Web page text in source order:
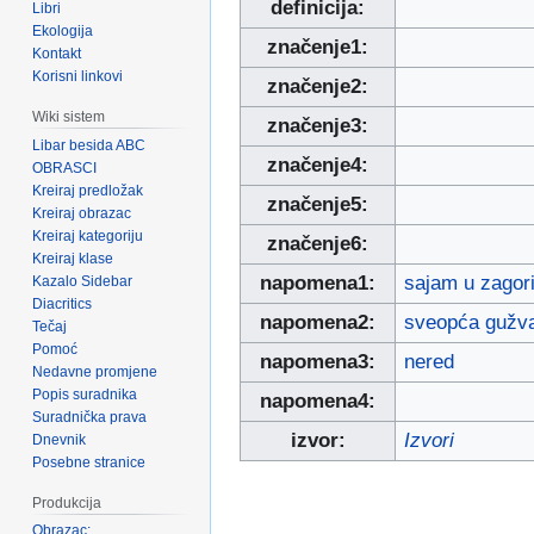
definicija:
značenje1:
značenje2:
značenje3:
značenje4:
značenje5:
značenje6:
napomena1:
sajam u zagori
napomena2:
sveopća
napomena3:
nered
napomena4:
izvor:
Izvori
Libri
Ekologija
Kontakt
Korisni linkovi
Wiki sistem
Libar besida ABC
OBRASCI
Kreiraj predložak
Kreiraj obrazac
Kreiraj kategoriju
Kreiraj klase
Kazalo Sidebar
Diacritics
Tečaj
Pomoć
Nedavne promjene
Popis suradnika
Suradnička prava
Dnevnik
Posebne stranice
Produkcija